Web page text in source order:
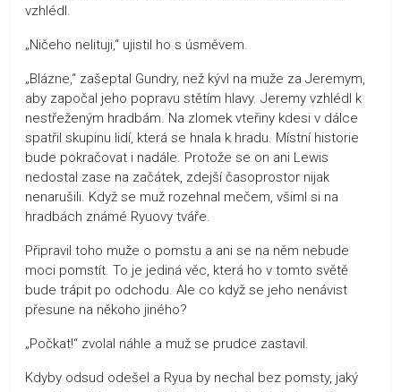
vzhlédl.
„Ničeho nelituji,“ ujistil ho s úsměvem.
„Blázne,“ zašeptal Gundry, než kývl na muže za Jeremym,
aby započal jeho popravu stětím hlavy. Jeremy vzhlédl k
nestřeženým hradbám. Na zlomek vteřiny kdesi v dálce
spatřil skupinu lidí, která se hnala k hradu. Místní historie
bude pokračovat i nadále. Protože se on ani Lewis
nedostal zase na začátek, zdejší časoprostor nijak
nenarušili. Když se muž rozehnal mečem, všiml si na
hradbách známé Ryuovy tváře.
Připravil toho muže o pomstu a ani se na něm nebude
moci pomstít. To je jediná věc, která ho v tomto světě
bude trápit po odchodu. Ale co když se jeho nenávist
přesune na někoho jiného?
„Počkat!“ zvolal náhle a muž se prudce zastavil.
Kdyby odsud odešel a Ryua by nechal bez pomsty, jaký